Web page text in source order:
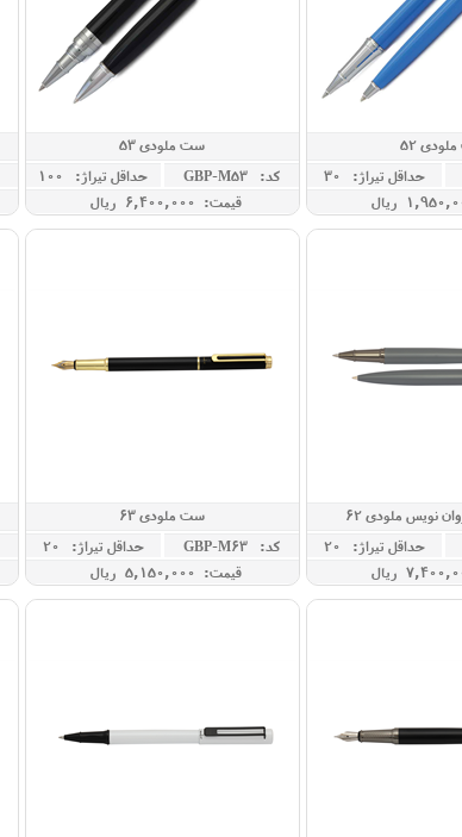
52
حداقل تيراژ: 30
ست ملودی 53
کد: GBP-M53
حداقل تيراژ: 100
قیمت: 6,400,000 ريال
نویس ملودی 62
حداقل تيراژ: 20
ست ملودی 63
کد: GBP-M63
حداقل تيراژ: 20
قیمت: 5,150,000 ريال